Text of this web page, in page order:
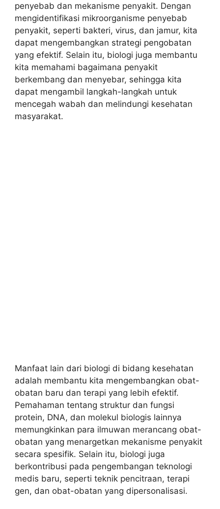
penyebab dan mekanisme penyakit. Dengan
mengidentifikasi mikroorganisme penyebab
penyakit, seperti bakteri, virus, dan jamur, kita
dapat mengembangkan strategi pengobatan
yang efektif. Selain itu, biologi juga membantu
kita memahami bagaimana penyakit
berkembang dan menyebar, sehingga kita
dapat mengambil langkah-langkah untuk
mencegah wabah dan melindungi kesehatan
masyarakat.
Manfaat lain dari biologi di bidang kesehatan
adalah membantu kita mengembangkan obat-
obatan baru dan terapi yang lebih efektif.
Pemahaman tentang struktur dan fungsi
protein, DNA, dan molekul biologis lainnya
memungkinkan para ilmuwan merancang obat-
obatan yang menargetkan mekanisme penyakit
secara spesifik. Selain itu, biologi juga
berkontribusi pada pengembangan teknologi
medis baru, seperti teknik pencitraan, terapi
gen, dan obat-obatan yang dipersonalisasi.